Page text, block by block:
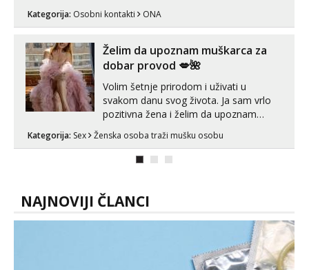
Kategorija: Osobni kontakti ONA
Želim da upoznam muškarca za
dobar provod 💋🌺
Volim šetnje prirodom i uživati u
svakom danu svog života. Ja sam vrlo
pozitivna žena i želim da upoznam
može i nešto više.💋🌺 Klikni na link
ispod i nadji me tamo, cekam te!
Kategorija: Sex Ženska osoba traži mušku osobu
NAJNOVIJI ČLANCI